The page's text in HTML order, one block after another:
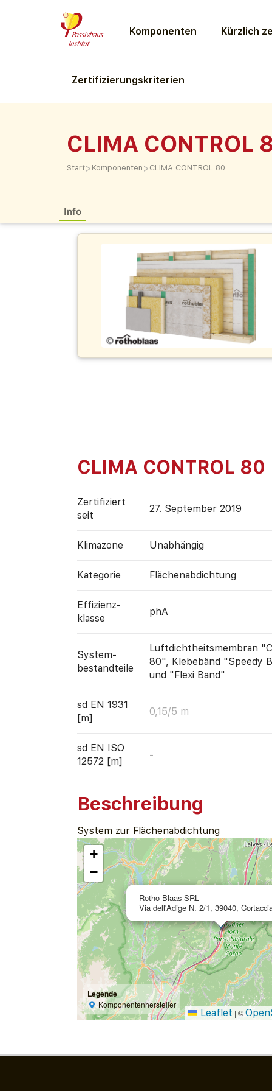
Komponenten Kürzlich
Zertifizierungs­kriterien
CLIMA CONTROL
Start> Komponenten > CLIMA CONTROL 80
Info
CLIMA CONTROL 80
Zertifiziert
seit
27. September 2019
Klimazone Unabhängig
Kategorie Flächen­abdichtung
Effizienz­
klasse
phA
System­
bestandteile
Luftdichtheitsmembran
80", Klebebänd "Speedy
und "Flexi Band"
sd EN 1931
[m]
0,15/5 m
sd EN ISO
12572 [m]
-
Beschreibung
System zur Flächenabdichtung
Rotho Blaas SRL
Via dell'Adige N. 2/1, 39040,
+
−
Legende
Komponentenhersteller
Leaflet | ©